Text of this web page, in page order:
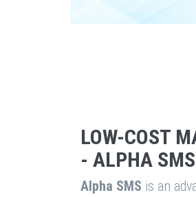
LOW-COST
- ALPHA SMS
Alpha SMS is an